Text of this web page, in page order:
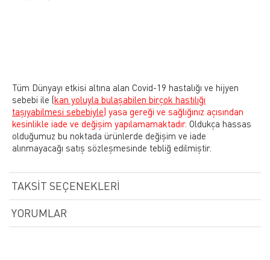
Tüm Dünyayı etkisi altına alan Covid-19 hastalığı ve hijyen
sebebi ile (kan yoluyla bulaşabilen birçok hastılığı
taşıyabilmesi sebebiyle) yasa gereği ve sağlığınız açısından
kesinlikle iade ve değişim yapılamamaktadır. Oldukça hassas
olduğumuz bu noktada ürünlerde değişim ve iade
alınmayacağı satış sözleşmesinde tebliğ edilmiştir.
TAKSIT SEÇENEKLERI
YORUMLAR